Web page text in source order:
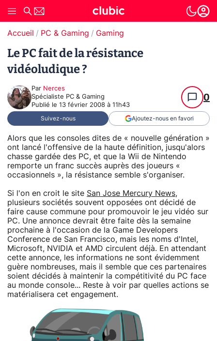
Accueil PC & Gaming Gaming
Le PC fait de la résistance
vidéoludique ?
Par Nerces
Spécialiste PC & Gaming
Publié le 13 février 2008 à 11h43
0
Suivez-nous Ajoutez-nous en favori
Alors que les consoles dites de « nouvelle génération »
ont lancé l'offensive de la haute définition, jusqu'alors
chasse gardée des PC, et que la Wii de Nintendo
remporte un franc succès auprès des joueurs «
occasionnels », la résistance semble s'organiser.
Si l'on en croit le site San Jose Mercury News,
plusieurs sociétés souvent opposées ont décidé de
faire cause commune pour promouvoir le jeu vidéo sur
PC. Une annonce devrait être faite dès la semaine
prochaine à l'occasion de la Game Developers
Conference de San Francisco, mais les noms d'Intel,
Microsoft, NVIDIA et AMD circulent déjà. En attendant
cette annonce, les informations ne sont évidemment
guère nombreuses, mais il semble que ces partenaires
soient décidés à maintenir la compétitivité du PC face
au monde console... Reste à voir par quelles actions se
matérialisera cet engagement.